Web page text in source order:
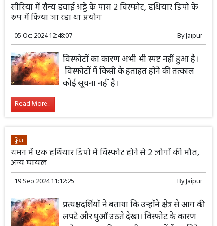
सीरिया में सैन्य हवाई अड्डे के पास 2 विस्फोट, हथियार डिपो के
रूप में किया जा रहा था प्रयोग
05 Oct 2024 12:48:07 ByJaipur
विस्फोटों का कारण अभी भी स्पष्ट नहीं हुआ है।
विस्फोटों में किसी के हताहत होने की तत्काल
कोई सूचना नहीं है।
Read More...
दुनिया
यमन में एक हथियार डिपो में विस्फोट होने से 2 लोगों की मौत,
अन्य घायल
19 Sep 2024 11:12:25 ByJaipur
प्रत्यक्षदर्शियों ने बताया कि उन्होंने क्षेत्र से आग की
लपटें और धुआँ उठते देखा। विस्फोट के कारण